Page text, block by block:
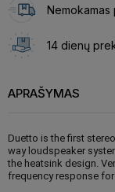
Nemokamas
14 dienų
APRAŠYMAS
Duetto is the first
way loudspeaker
the heatsink design.
frequency response for